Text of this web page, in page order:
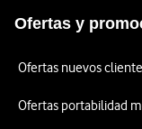
Ofertas y
Ofertas nuevos
Ofertas portabilidad